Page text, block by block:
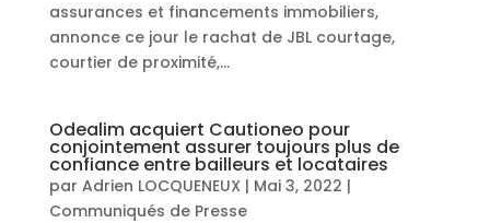
assurances et financements immobiliers,
annonce ce jour le rachat de JBL courtage,
courtier de proximité,...
Odealim acquiert Cautioneo pour
conjointement assurer toujours plus de
confiance entre bailleurs et locataires
par Adrien LOCQUENEUX| Mai 3, 2022 |
Communiqués de Presse